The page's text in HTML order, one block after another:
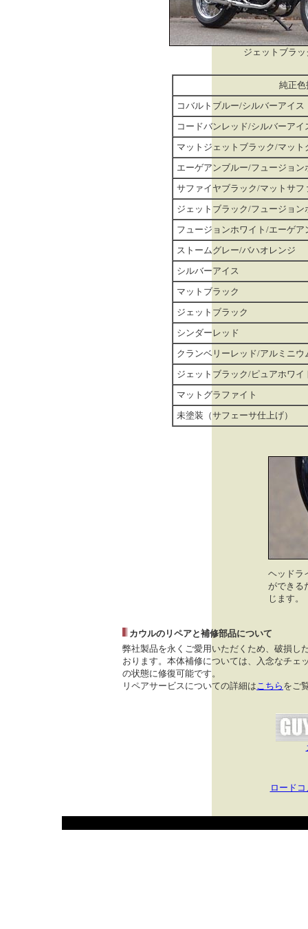
ジェットブラッ
純正色
コバルトブルー/シルバーアイス
コードバンレッド/シルバーアイ
マットジェットブラック/マット
エーゲアンブルー/フュージョン
サファイヤブラック/マットサフ
ジェットブラック/フュージョン
フュージョンホワイト/エーゲア
ストームグレー/バハオレンジ
シルバーアイス
マットブラック
ジェットブラック
シンダーレッド
クランベリーレッド/アルミニウ
ジェットブラック/ピュアホワイ
マットグラファイト
未塗装（サフェーサ仕上げ）
ヘッドラ
ができる
じます。
カウルのリペアと補修部品について
弊社製品を永くご愛用いただくため、破損し
おります。本体補修については、入念なチェ
の状態に修復可能です。
リペアサービスについての詳細はこちら をご
ロード